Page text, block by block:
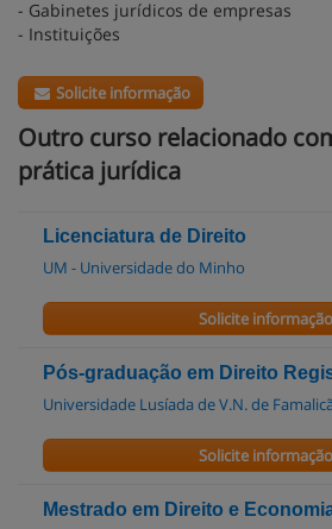
- Gabinetes jurídicos de empresas
- Instituições
Solicite informação
Outro curso relacionado
prática jurídica
Licenciatura de Direito
UM - Universidade do Minho
Solicite informação
Pós-graduação em Direito
Universidade Lusíada de V.N. de
Solicite informação
Mestrado em Direito e